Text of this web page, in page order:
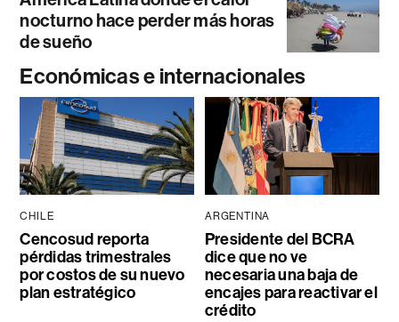
nocturno hace perder más horas
de sueño
Económicas e internacionales
CHILE
Cencosud reporta
pérdidas trimestrales
por costos de su nuevo
plan estratégico
ARGENTINA
Presidente del BCRA
dice que no ve
necesaria una baja de
encajes para reactivar el
crédito